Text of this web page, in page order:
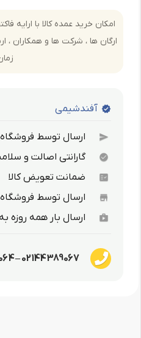
امکان خرید عمده کالا با ارایه
ارگان ها ، شرکت ها و همکاران ،
verified آفندشیمی
send ارسال توسط فروشگاه
check_circle گارانتی اصالت و
fact_check ضمانت تعویض کالا
store ارسال توسط فروشگاه
shop ارسال بار همه روزه
02144389067 – 02144389064